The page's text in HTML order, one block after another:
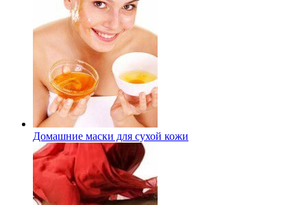
Домашние маски для сухой кожи